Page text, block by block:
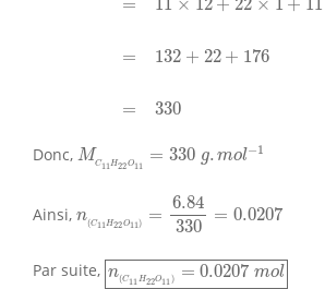
= 132 + 22 + 176
= 330
Donc, MC11H22O11 = 330 g. mol−1
MC O11 g.m
Ainsi, n(C11H22O11) =
6.84
330
= 0.0207
O11)
Par suite, n(C11H22O11 ) = 0.0207 mol
n(C11H22O11)=0.0207